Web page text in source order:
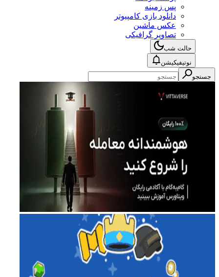
پس زمینه
دانلود بازی کامپیوتر
عکس ماشین
تصاویر گرافیکی
حالت شب
نوتیفیکیشن
جستجو